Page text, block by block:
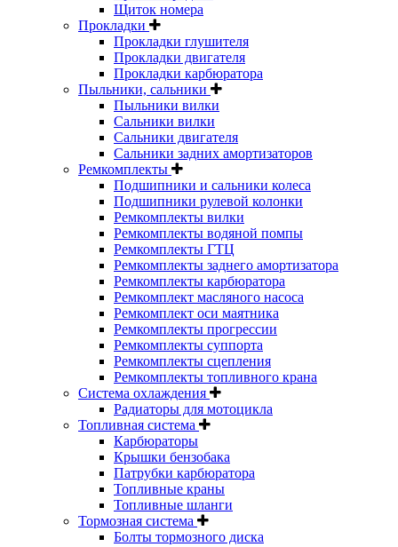
Щиток номера
Прокладки
Прокладки глушителя
Прокладки двигателя
Прокладки карбюратора
Пыльники, сальники
Пыльники вилки
Сальники вилки
Сальники двигателя
Сальники задних амортизаторов
Ремкомплекты
Подшипники и сальники колеса
Подшипники рулевой колонки
Ремкомплекты вилки
Ремкомплекты водяной помпы
Ремкомплекты ГТЦ
Ремкомплекты заднего амортизатора
Ремкомплекты карбюратора
Ремкомплект масляного насоса
Ремкомплект оси маятника
Ремкомплекты прогрессии
Ремкомплекты суппорта
Ремкомплекты сцепления
Ремкомплекты топливного крана
Система охлаждения
Радиаторы для мотоцикла
Топливная система
Карбюраторы
Крышки бензобака
Патрубки карбюратора
Топливные краны
Топливные шланги
Тормозная система
Болты тормозного диска